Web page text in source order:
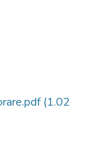
(1.02